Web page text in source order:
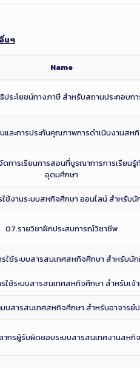
นๆ
Name
ประโยชน์ทางภาษี สำหรับสถานประกอบก
และการประกันคุณภาพการดำเนินงานสห
การเรียนการสอนที่บูรณาการการเรียนรู้
อุดมศึกษา
ช้งานระบบสหกิจศึกษา ออนไลน์ สำหรับนั
07.รายวิชาฝึกประสบการณ์วิชาชีพ
ใช้ระบบสารสนเทศสหกิจศึกษา สำหรับนั
ใช้ระบบสารสนเทศสหกิจศึกษา สำหรับเจ้
บบสารสนเทศสหกิจศึกษา สำหรับอาจารย์
ากรผู้รับผิดชอบระบบสารสนเทศงานสหกิ